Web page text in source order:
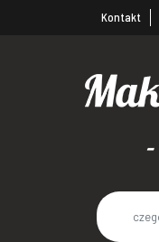
Kontakt